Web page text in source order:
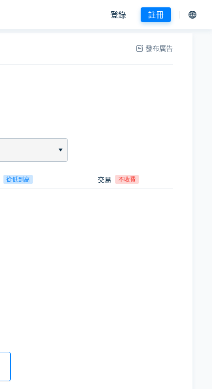
登錄 註冊
發布廣告
從低到高 交易 不收費